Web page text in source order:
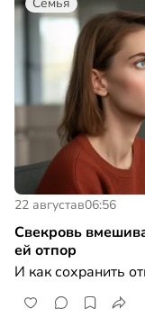
22 августав06:56
Свекровь
ей отпор
И как сохранить